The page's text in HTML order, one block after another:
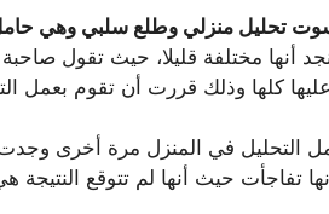
تحليل منزلي وطلع سلبي وهي
أنها مختلفة قليلا، حيث تقول
كلها وذلك قررت أن تقوم بعمل
التحليل في المنزل مرة أخرى
تفاجأت حيث أنها لم تتوقع النتيجة